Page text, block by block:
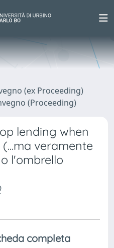
(ex Proceeding)
(Proceeding)
lending when
veramente
l'ombrello
completa